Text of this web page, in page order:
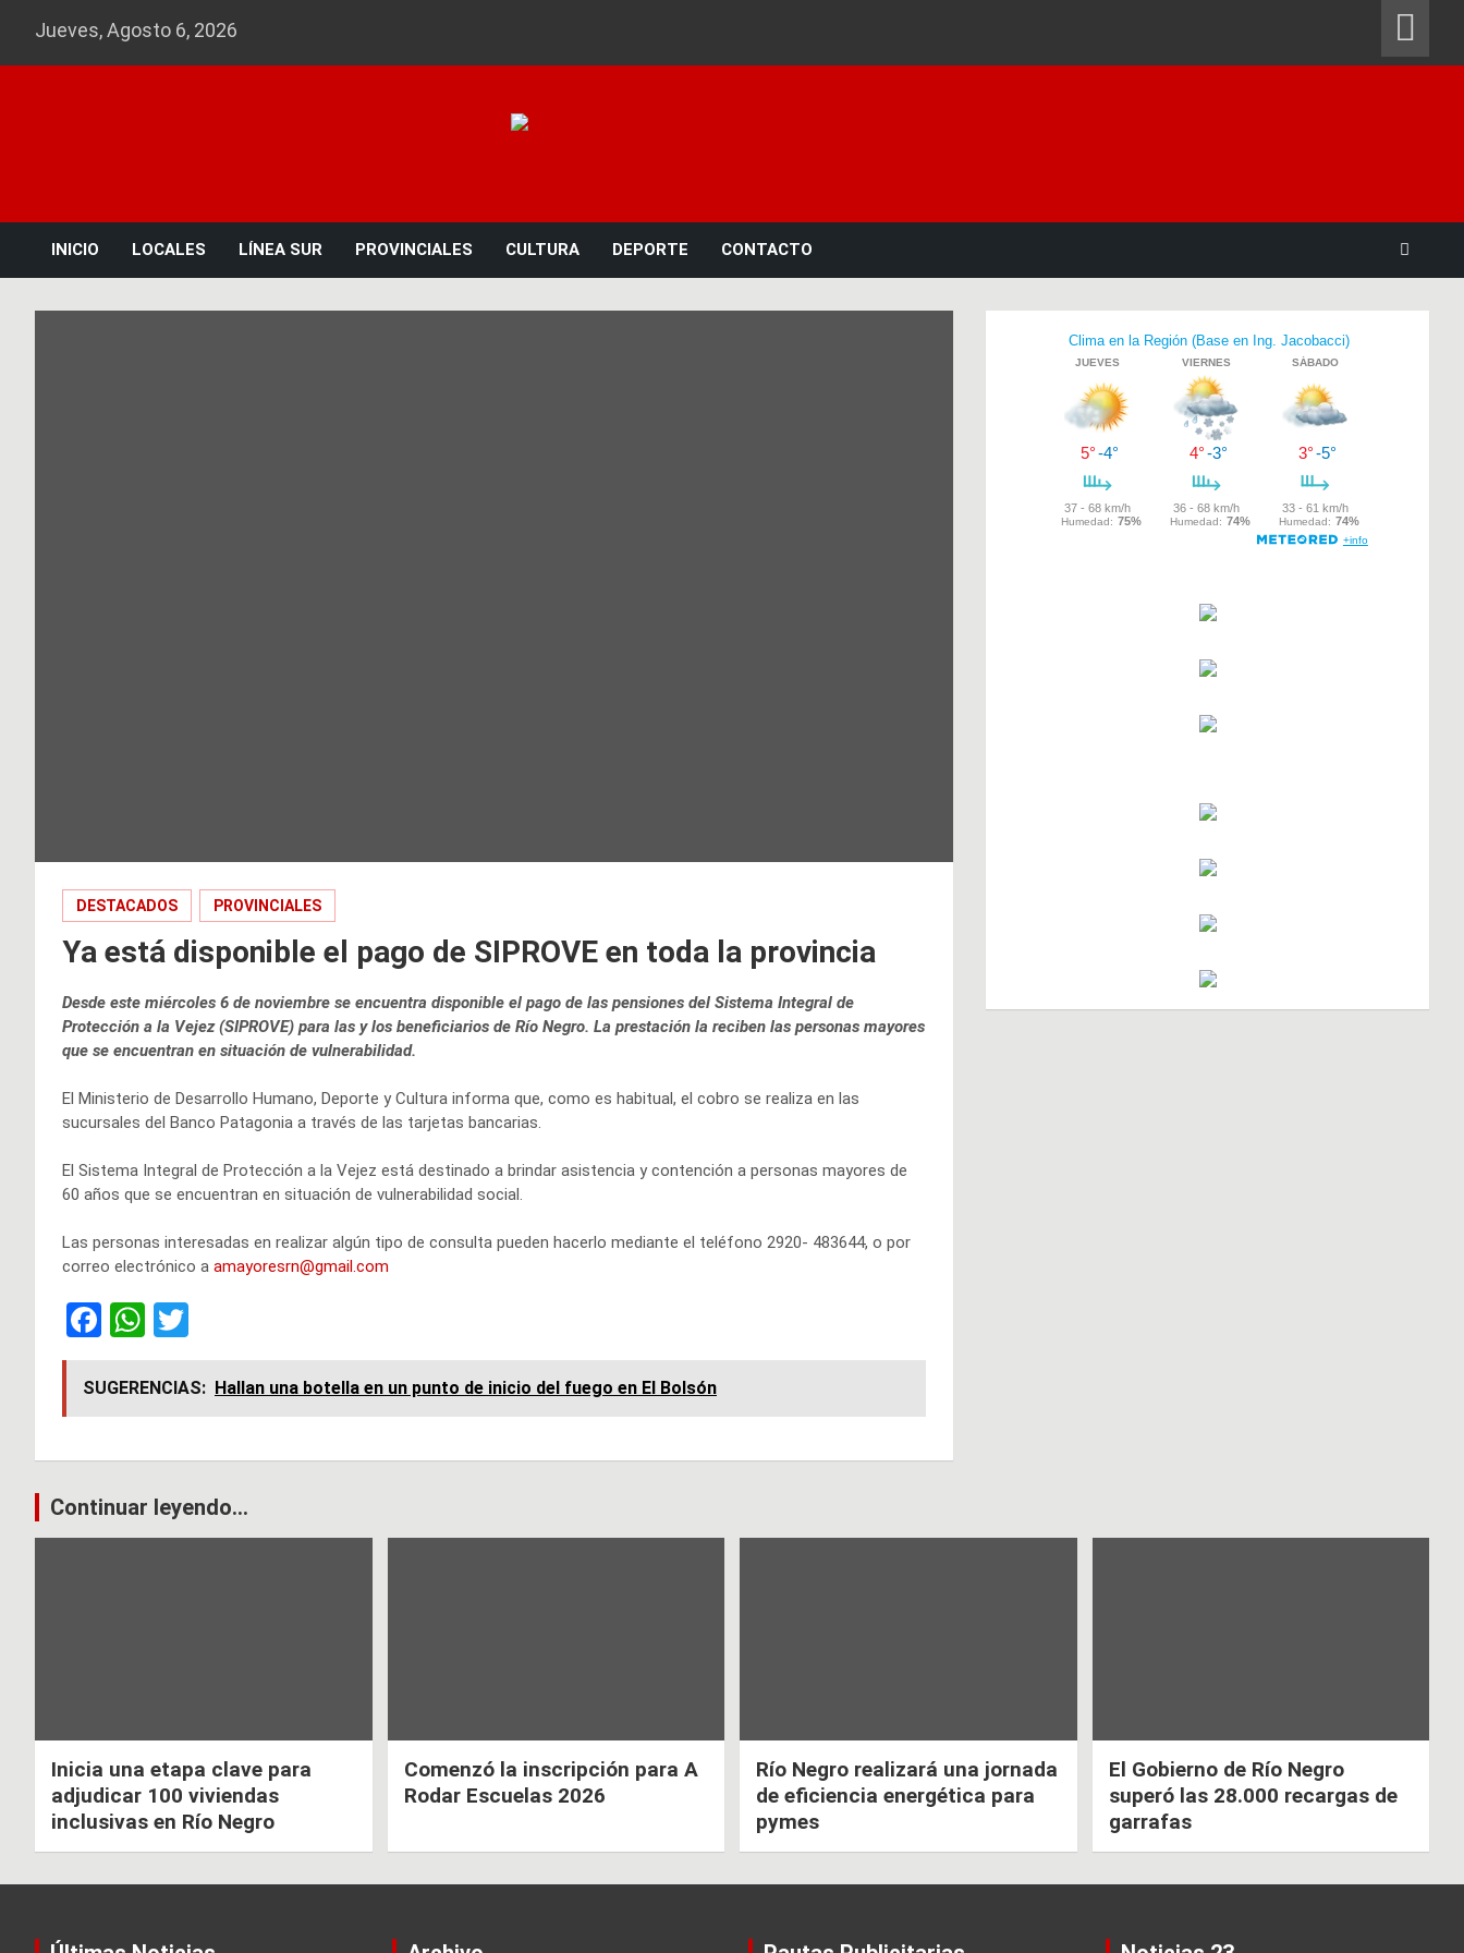
Jueves, Agosto 6, 2026
INICIO LOCALES LÍNEA SUR PROVINCIALES CULTURA DEPORTE CONTACTO
DESTACADOS PROVINCIALES
Ya está disponible el pago de SIPROVE en toda la provincia
Desde este miércoles 6 de noviembre se encuentra disponible el pago de las pensiones del Sistema Integral de
Protección a la Vejez (SIPROVE) para las y los beneficiarios de Río Negro. La prestación la reciben las personas mayores
que se encuentran en situación de vulnerabilidad.
El Ministerio de Desarrollo Humano, Deporte y Cultura informa que, como es habitual, el cobro se realiza en las
sucursales del Banco Patagonia a través de las tarjetas bancarias.
El Sistema Integral de Protección a la Vejez está destinado a brindar asistencia y contención a personas mayores de
60 años que se encuentran en situación de vulnerabilidad social.
Las personas interesadas en realizar algún tipo de consulta pueden hacerlo mediante el teléfono 2920- 483644, o por
correo electrónico a amayoresrn@gmail.com
F
a
ce
b
o
o
k
W
h
at
s
A
p
p
wi
tt
er
SUGERENCIAS: Hallan una botella en un punto de inicio del fuego en El Bolsón
Navegación
Continuar leyendo...
Inicia una etapa clave para
adjudicar 100 viviendas
inclusivas en Río Negro
Comenzó la inscripción para A
Rodar Escuelas 2026
Río Negro realizará una jornada
de eficiencia energética para
pymes
El Gobierno de Río Negro
superó las 28.000 recargas de
garrafas